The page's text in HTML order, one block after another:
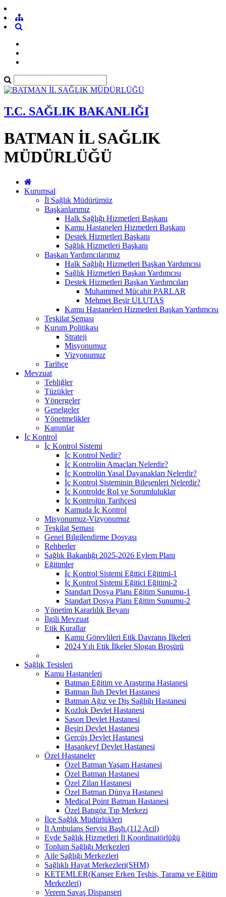
T.C. SAĞLIK BAKANLIĞI
BATMAN İL SAĞLIK
MÜDÜRLÜĞÜ
Kurumsal
İl Sağlık Müdürümüz
Başkanlarımız
Halk Sağlığı Hizmetleri Başkanı
Kamu Hastaneleri Hizmetleri Başkanı
Destek Hizmetleri Başkanı
Sağlık Hizmetleri Başkanı
Başkan Yardımcılarımız
Halk Sağlığı Hizmetleri Başkan Yardımcısı
Sağlık Hizmetleri Başkan Yardımcısı
Destek Hizmetleri Başkan Yardımcıları
Muhammed Mücahit PARLAR
Mehmet Beşir ULUTAŞ
Kamu Hastaneleri Hizmetleri Başkan Yardımcısı
Teşkilat Şeması
Kurum Politikası
Strateji
Misyonumuz
Vizyonumuz
Tarihçe
Mevzuat
Tebliğler
Tüzükler
Yönergeler
Genelgeler
Yönetmelikler
Kanunlar
İç Kontrol
İç Kontrol Sistemi
İç Kontrol Nedir?
İç Kontrolün Amaçları Nelerdir?
İç Kontrolün Yasal Dayanakları Nelerdir?
İç Kontrol Sisteminin Bileşenleri Nelerdir?
İç Kontrolde Rol ve Sorumluluklar
İç Kontrolün Tarihçesi
Kamuda İç Kontrol
Misyonumuz-Vizyonumuz
Teşkilat Şeması
Genel Bilgilendirme Dosyası
Rehberler
Sağlık Bakanlığı 2025-2026 Eylem Planı
Eğitimler
İç Kontrol Sistemi Eğitici Eğitimi-1
İç Kontrol Sistemi Eğitici Eğitimi-2
Standart Dosya Planı Eğitim Sunumu-1
Standart Dosya Planı Eğitim Sunumu-2
Yönetim Kararlılık Beyanı
İlgili Mevzuat
Etik Kurallar
Kamu Görevlileri Etik Davranış İlkeleri
2024 Yılı Etik İlkeler Slogan Broşürü
Sağlık Tesisleri
Kamu Hastaneleri
Batman Eğitim ve Araştırma Hastanesi
Batman İluh Devlet Hastanesi
Batman Ağız ve Diş Sağlığı Hastanesi
Kozluk Devlet Hastanesi
Sason Devlet Hastanesi
Beşiri Devlet Hastanesi
Gercüş Devlet Hastanesi
Hasankeyf Devlet Hastanesi
Özel Hastaneler
Özel Batman Yaşam Hastanesi
Özel Batman Hastanesi
Özel Zilan Hastanesi
Özel Batman Dünya Hastanesi
Medical Point Batman Hastanesi
Özel Batıgöz Tıp Merkezi
İlçe Sağlık Müdürlükleri
İl Ambulans Servisi Başh.(112 Acil)
Evde Sağlık Hizmetleri İl Koordinatörlüğü
Toplum Sağlığı Merkezleri
Aile Sağlığı Merkezleri
Sağlıklı Hayat Merkezleri(SHM)
KETEMLER(Kanser Erken Teşhis, Tarama ve Eğitim
Merkezleri)
Verem Savaş Dispanseri